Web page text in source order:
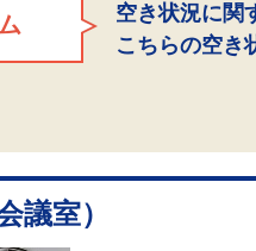
空き状況に関
こちらの空き
議室）